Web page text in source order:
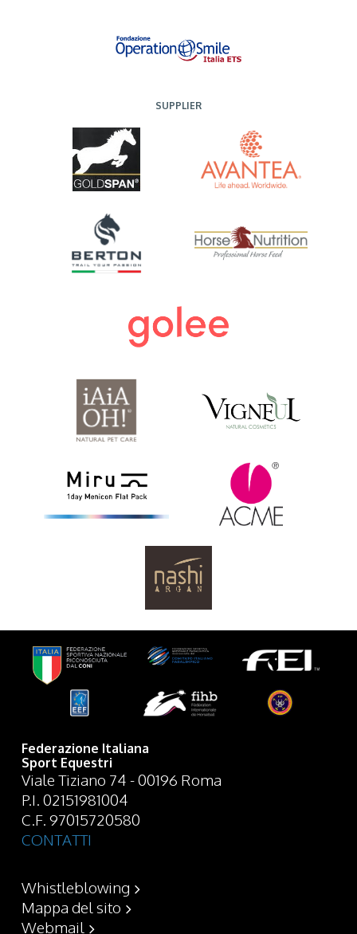
SUPPLIER
Federazione Italiana
Sport Equestri
Viale Tiziano 74 - 00196 Roma
P.I. 02151981004
C.F. 97015720580
CONTATTI
Whistleblowing
Mappa del sito
Webmail